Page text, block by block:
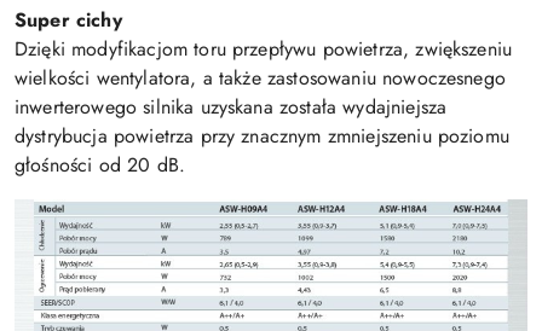
Super cichy
Dzięki modyfikacjom toru przepływu powietrza, zwiększeniu
wielkości wentylatora, a także zastosowaniu nowoczesnego
inwerterowego silnika uzyskana została wydajniejsza
dystrybucja powietrza przy znacznym zmniejszeniu poziomu
głośności od 20 dB.